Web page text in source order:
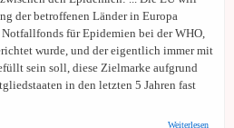
der betroffenen Länder in Europa
für Epidemien bei der WHO,
wurde, und der eigentlich immer mit
sein soll, diese Zielmarke aufgrund
in den letzten 5 Jahren fast
Weiterlesen